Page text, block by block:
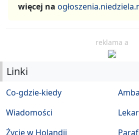
więcej na
reklama a
Linki
Co-gdzie-kiedy
Wiadomości
Życie w Holandii